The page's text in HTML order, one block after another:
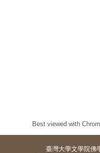
Best viewed with
臺灣大學文學院佛